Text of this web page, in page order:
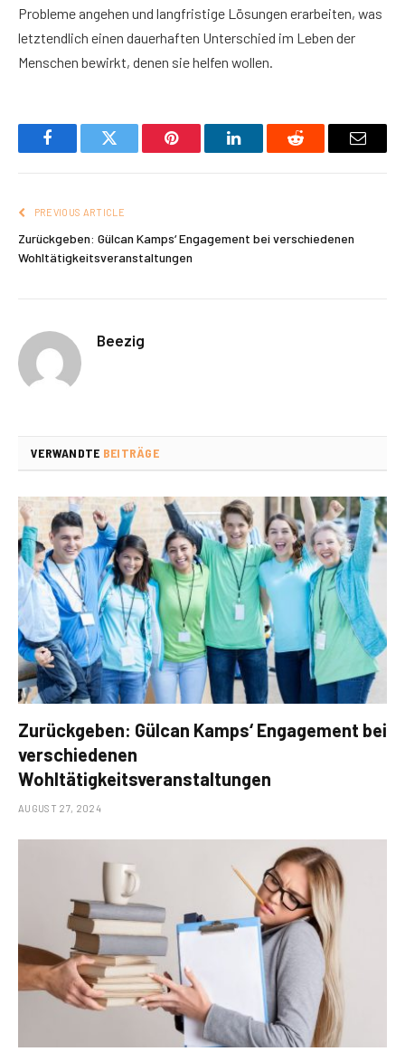
Probleme angehen und langfristige Lösungen erarbeiten, was
letztendlich einen dauerhaften Unterschied im Leben der
Menschen bewirkt, denen sie helfen wollen.
FacebookTwitter Pinterest LinkedInReddit Email
PREVIOUS ARTICLE
Zurückgeben: Gülcan Kamps‘ Engagement bei verschiedenen
Wohltätigkeitsveranstaltungen
Beezig
VERWANDTE BEITRÄGE
Zurückgeben: Gülcan Kamps‘ Engagement bei
verschiedenen
Wohltätigkeitsveranstaltungen
AUGUST 27, 2024